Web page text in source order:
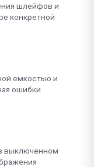
шлейфов и
конкретной
емкостью и
ошибки
выключенном